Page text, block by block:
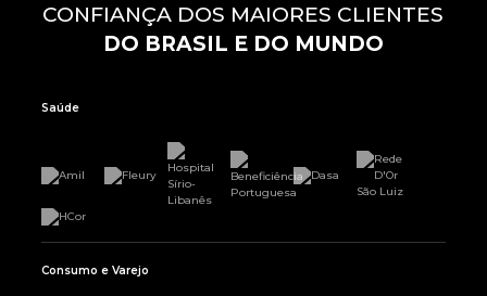
CONFIANÇA DOS MAIORES CLIENTES
DO BRASIL E DO MUNDO
Saúde
Consumo e Varejo